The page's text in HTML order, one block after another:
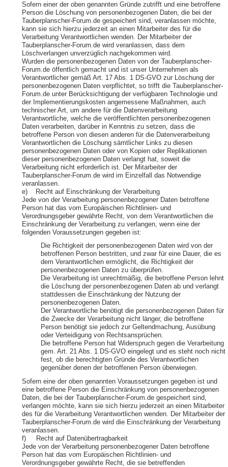
Sofern einer der oben genannten Gründe zutrifft und eine betroffene
Person die Löschung von personenbezogenen Daten, die bei der
Tauberplanscher-Forum.de gespeichert sind, veranlassen möchte,
kann sie sich hierzu jederzeit an einen Mitarbeiter des für die
Verarbeitung Verantwortlichen wenden. Der Mitarbeiter der
Tauberplanscher-Forum.de wird veranlassen, dass dem
Löschverlangen unverzüglich nachgekommen wird.
Wurden die personenbezogenen Daten von der Tauberplanscher-
Forum.de öffentlich gemacht und ist unser Unternehmen als
Verantwortlicher gemäß Art. 17 Abs. 1 DS-GVO zur Löschung der
personenbezogenen Daten verpflichtet, so trifft die Tauberplanscher-
Forum.de unter Berücksichtigung der verfügbaren Technologie und
der Implementierungskosten angemessene Maßnahmen, auch
technischer Art, um andere für die Datenverarbeitung
Verantwortliche, welche die veröffentlichten personenbezogenen
Daten verarbeiten, darüber in Kenntnis zu setzen, dass die
betroffene Person von diesen anderen für die Datenverarbeitung
Verantwortlichen die Löschung sämtlicher Links zu diesen
personenbezogenen Daten oder von Kopien oder Replikationen
dieser personenbezogenen Daten verlangt hat, soweit die
Verarbeitung nicht erforderlich ist. Der Mitarbeiter der
Tauberplanscher-Forum.de wird im Einzelfall das Notwendige
veranlassen.
e) Recht auf Einschränkung der Verarbeitung
Jede von der Verarbeitung personenbezogener Daten betroffene
Person hat das vom Europäischen Richtlinien- und
Verordnungsgeber gewährte Recht, von dem Verantwortlichen die
Einschränkung der Verarbeitung zu verlangen, wenn eine der
folgenden Voraussetzungen gegeben ist:
Die Richtigkeit der personenbezogenen Daten wird von der
betroffenen Person bestritten, und zwar für eine Dauer, die es
dem Verantwortlichen ermöglicht, die Richtigkeit der
personenbezogenen Daten zu überprüfen.
Die Verarbeitung ist unrechtmäßig, die betroffene Person lehnt
die Löschung der personenbezogenen Daten ab und verlangt
stattdessen die Einschränkung der Nutzung der
personenbezogenen Daten.
Der Verantwortliche benötigt die personenbezogenen Daten für
die Zwecke der Verarbeitung nicht länger, die betroffene
Person benötigt sie jedoch zur Geltendmachung, Ausübung
oder Verteidigung von Rechtsansprüchen.
Die betroffene Person hat Widerspruch gegen die Verarbeitung
gem. Art. 21 Abs. 1 DS-GVO eingelegt und es steht noch nicht
fest, ob die berechtigten Gründe des Verantwortlichen
gegenüber denen der betroffenen Person überwiegen.
Sofern eine der oben genannten Voraussetzungen gegeben ist und
eine betroffene Person die Einschränkung von personenbezogenen
Daten, die bei der Tauberplanscher-Forum.de gespeichert sind,
verlangen möchte, kann sie sich hierzu jederzeit an einen Mitarbeiter
des für die Verarbeitung Verantwortlichen wenden. Der Mitarbeiter der
Tauberplanscher-Forum.de wird die Einschränkung der Verarbeitung
veranlassen.
f) Recht auf Datenübertragbarkeit
Jede von der Verarbeitung personenbezogener Daten betroffene
Person hat das vom Europäischen Richtlinien- und
Verordnungsgeber gewährte Recht, die sie betreffenden